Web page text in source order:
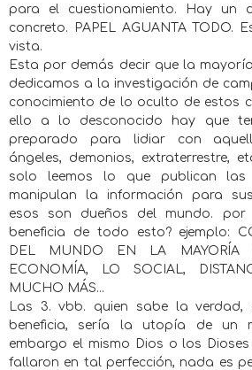
para el cuestionamiento. Hay un
concreto. PAPEL AGUANTA TODO.
vista.
Esta por demás decir que la
dedicamos a la investigación de
conocimiento de lo oculto de estos
ello a lo desconocido hay que
preparado para lidiar con
ángeles, demonios, extraterrestre,
solo leemos lo que publican las
manipulan la información para
esos son dueños del mundo.
beneficia de todo esto? ejemplo:
DEL MUNDO EN LA MAYORÍA
ECONOMÍA, LO SOCIAL,
MUCHO MÁS...
Las 3. vbb. quien sabe la
beneficia, sería la utopía de un
embargo el mismo Dios o los
fallaron en tal perfección, nada es